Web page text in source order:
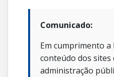
Comunicado:
Em cumprimento a
conteúdo dos sites
administração